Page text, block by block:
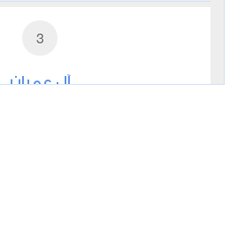
3
آل عمران